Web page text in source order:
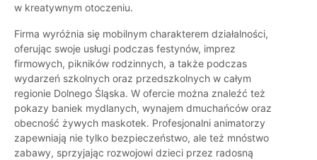
w kreatywnym otoczeniu.
Firma wyróżnia się mobilnym charakterem działalności,
oferując swoje usługi podczas festynów, imprez
firmowych, pikników rodzinnych, a także podczas
wydarzeń szkolnych oraz przedszkolnych w całym
regionie Dolnego Śląska. W ofercie można znaleźć też
pokazy baniek mydlanych, wynajem dmuchańców oraz
obecność żywych maskotek. Profesjonalni animatorzy
zapewniają nie tylko bezpieczeństwo, ale też mnóstwo
zabawy, sprzyjając rozwojowi dzieci przez radosną